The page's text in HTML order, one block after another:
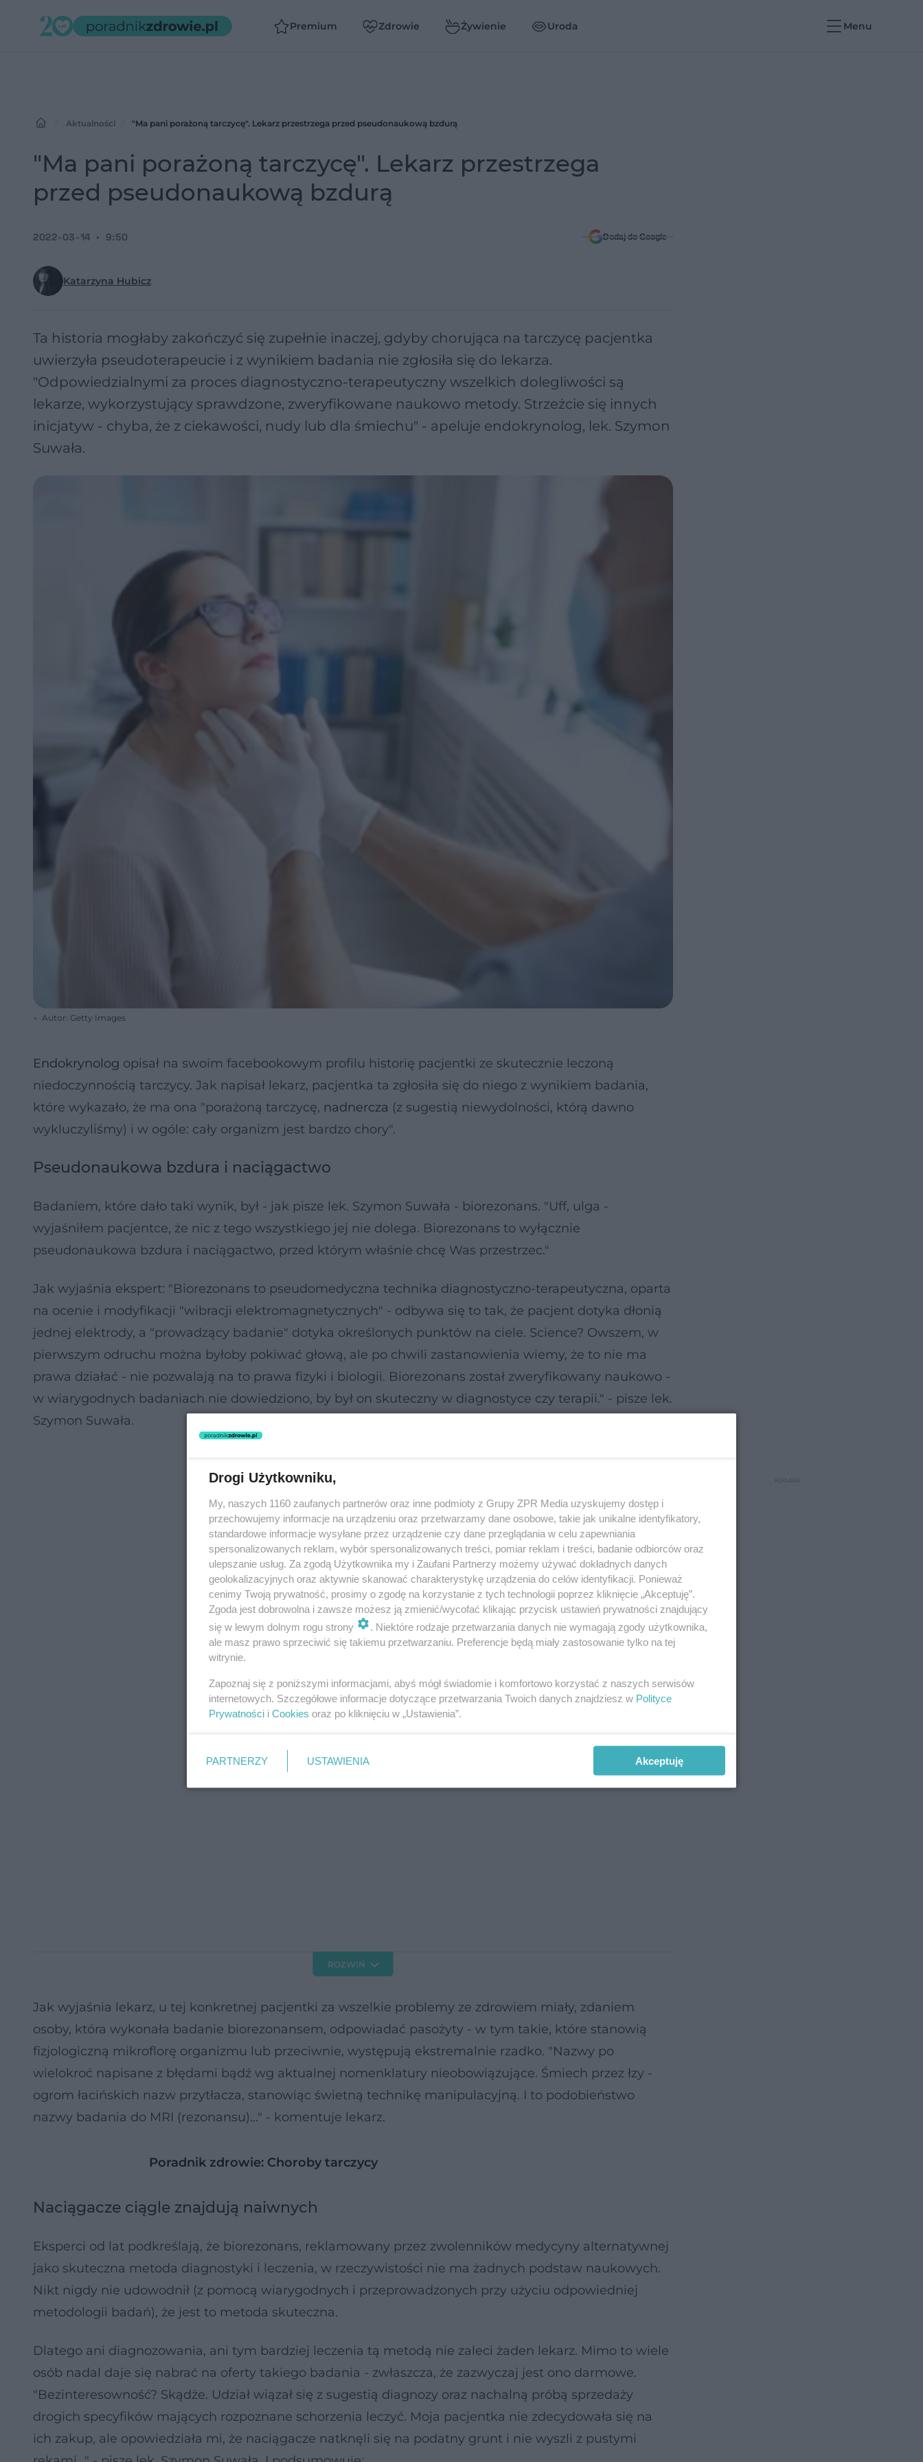
Premium Zdrowie Żywienie Uroda Menu
Aktualności "Ma pani porażoną tarczycę". Lekarz przestrzega przed pseudonaukową bzdurą
"Ma pani porażoną tarczycę". Lekarz przestrzega
przed pseudonaukową bzdurą
Katarzyna Hubicz
2022-03-14 9:50 Dodaj do Google
Ta historia mogłaby zakończyć się zupełnie inaczej, gdyby chorująca na tarczycę pacjentka
uwierzyła pseudoterapeucie i z wynikiem badania nie zgłosiła się do lekarza.
"Odpowiedzialnymi za proces diagnostyczno-terapeutyczny wszelkich dolegliwości są
lekarze, wykorzystujący sprawdzone, zweryfikowane naukowo metody. Strzeżcie się innych
inicjatyw - chyba, że z ciekawości, nudy lub dla śmiechu" - apeluje endokrynolog, lek. Szymon
Suwała.
Autor: Getty Images
Endokrynolog opisał na swoim facebookowym profilu historię pacjentki ze skutecznie leczoną
niedoczynnością tarczycy. Jak napisał lekarz, pacjentka ta zgłosiła się do niego z wynikiem badania,
które wykazało, że ma ona "porażoną tarczycę, nadnercza (z sugestią niewydolności, którą dawno
wykluczyliśmy) i w ogóle: cały organizm jest bardzo chory".
Pseudonaukowa bzdura i naciągactwo
Badaniem, które dało taki wynik, był - jak pisze lek. Szymon Suwała - biorezonans. "Uff, ulga -
wyjaśniłem pacjentce, że nic z tego wszystkiego jej nie dolega. Biorezonans to wyłącznie
pseudonaukowa bzdura i naciągactwo, przed którym właśnie chcę Was przestrzec."
Jak wyjaśnia ekspert: "Biorezonans to pseudomedyczna technika diagnostyczno-terapeutyczna, oparta
na ocenie i modyfikacji "wibracji elektromagnetycznych" - odbywa się to tak, że pacjent dotyka dłonią
jednej elektrody, a "prowadzący badanie" dotyka określonych punktów na ciele. Science? Owszem, w
pierwszym odruchu można byłoby pokiwać głową, ale po chwili zastanowienia wiemy, że to nie ma
prawa działać - nie pozwalają na to prawa fizyki i biologii. Biorezonans został zweryfikowany naukowo -
w wiarygodnych badaniach nie dowiedziono, by był on skuteczny w diagnostyce czy terapii." - pisze lek.
Szymon Suwała.
ROZWIŃ
Jak wyjaśnia lekarz, u tej konkretnej pacjentki za wszelkie problemy ze zdrowiem miały, zdaniem
osoby, która wykonała badanie biorezonansem, odpowiadać pasożyty - w tym takie, które stanowią
fizjologiczną mikroflorę organizmu lub przeciwnie, występują ekstremalnie rzadko. "Nazwy po
wielokroć napisane z błędami bądź wg aktualnej nomenklatury nieobowiązujące. Śmiech przez łzy -
ogrom łacińskich nazw przytłacza, stanowiąc świetną technikę manipulacyjną. I to podobieństwo
nazwy badania do MRI (rezonansu)..." - komentuje lekarz.
Poradnik zdrowie: Choroby tarczycy
Naciągacze ciągle znajdują naiwnych
Eksperci od lat podkreślają, że biorezonans, reklamowany przez zwolenników medycyny alternatywnej
jako skuteczna metoda diagnostyki i leczenia, w rzeczywistości nie ma żadnych podstaw naukowych.
Nikt nigdy nie udowodnił (z pomocą wiarygodnych i przeprowadzonych przy użyciu odpowiedniej
metodologii badań), że jest to metoda skuteczna.
Dlatego ani diagnozowania, ani tym bardziej leczenia tą metodą nie zaleci żaden lekarz. Mimo to wiele
osób nadal daje się nabrać na oferty takiego badania - zwłaszcza, że zazwyczaj jest ono darmowe.
"Bezinteresowność? Skądże. Udział wiązał się z sugestią diagnozy oraz nachalną próbą sprzedaży
drogich specyfików mających rozpoznane schorzenia leczyć. Moja pacjentka nie zdecydowała się na
ich zakup, ale opowiedziała mi, że naciągacze natknęli się na podatny grunt i nie wyszli z pustymi
Drogi Użytkowniku,
My, naszych 1160 zaufanych partnerów oraz inne podmioty z Grupy ZPR Media uzyskujemy dostęp i
przechowujemy informacje na urządzeniu oraz przetwarzamy dane osobowe, takie jak unikalne identyfikatory,
standardowe informacje wysyłane przez urządzenie czy dane przeglądania w celu zapewniania
spersonalizowanych reklam, wybór spersonalizowanych treści, pomiar reklam i treści, badanie odbiorców oraz
ulepszanie usług. Za zgodą Użytkownika my i Zaufani Partnerzy możemy używać dokładnych danych
geolokalizacyjnych oraz aktywnie skanować charakterystykę urządzenia do celów identyfikacji. Ponieważ
cenimy Twoją prywatność, prosimy o zgodę na korzystanie z tych technologii poprzez kliknięcie „Akceptuję”.
Zgoda jest dobrowolna i zawsze możesz ją zmienić/wycofać klikając przycisk ustawień prywatności znajdujący
się w lewym dolnym rogu strony
. Niektóre rodzaje przetwarzania danych nie wymagają zgody użytkownika,
ale masz prawo sprzeciwić się takiemu przetwarzaniu. Preferencje będą miały zastosowanie tylko na tej
witrynie.
Zapoznaj się z poniższymi informacjami, abyś mógł świadomie i komfortowo korzystać z naszych serwisów
internetowych. Szczegółowe informacje dotyczące przetwarzania Twoich danych znajdziesz w Polityce
Prywatności i Cookies oraz po kliknięciu w „Ustawienia”.
PARTNERZY USTAWIENIA Akceptuję